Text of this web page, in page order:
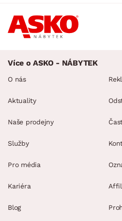
Více o ASKO - NÁBYTEK
O nás
Aktuality
Naše prodejny
Služby
Pro média
Kariéra
Blog